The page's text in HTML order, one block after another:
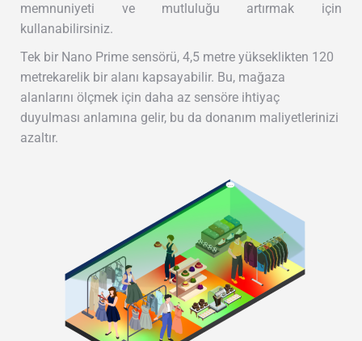
memnuniyeti ve mutluluğu artırmak için
kullanabilirsiniz.
Tek bir Nano Prime sensörü, 4,5 metre yükseklikten 120
metrekarelik bir alanı kapsayabilir. Bu, mağaza
alanlarını ölçmek için daha az sensöre ihtiyaç
duyulması anlamına gelir, bu da donanım maliyetlerinizi
azaltır.